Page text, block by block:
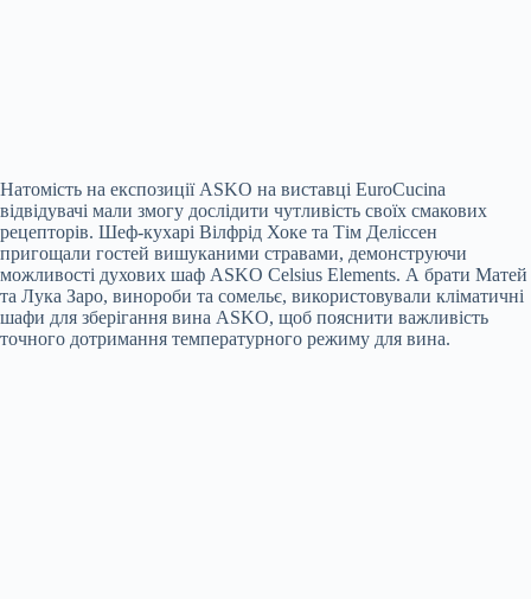
Натомість на експозиції ASKO на виставці EuroCucina
відвідувачі мали змогу дослідити чутливість своїх смакових
рецепторів. Шеф-кухарі Вілфрід Хоке та Тім Деліссен
пригощали гостей вишуканими стравами, демонструючи
можливості духових шаф ASKO Celsius Elements. А брати Матей
та Лука Заро, винороби та сомельє, використовували кліматичні
шафи для зберігання вина ASKO, щоб пояснити важливість
точного дотримання температурного режиму для вина.